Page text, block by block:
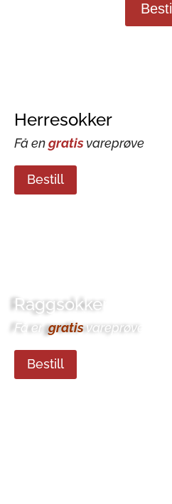
Bestill
Herresokker
Få engratisvareprøve
Bestill
Raggsokker
Få engratisvareprøve
Bestill